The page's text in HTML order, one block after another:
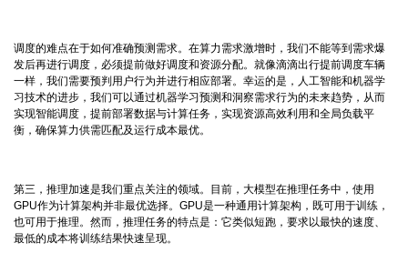
调度的难点在于如何准确预测需求。在算力需求激增时，我们不能等到需求爆
发后再进行调度，必须提前做好调度和资源分配。就像滴滴出行提前调度车辆
一样，我们需要预判用户行为并进行相应部署。幸运的是，人工智能和机器学
习技术的进步，我们可以通过机器学习预测和洞察需求行为的未来趋势，从而
实现智能调度，提前部署数据与计算任务，实现资源高效利用和全局负载平
衡，确保算力供需匹配及运行成本最优。
第三，推理加速是我们重点关注的领域。目前，大模型在推理任务中，使用
GPU作为计算架构并非最优选择。GPU是一种通用计算架构，既可用于训练，
也可用于推理。然而，推理任务的特点是：它类似短跑，要求以最快的速度、
最低的成本将训练结果快速呈现。